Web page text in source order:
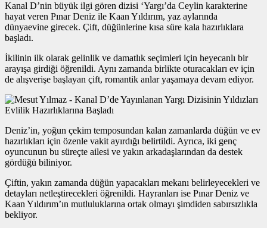
Kanal D’nin büyük ilgi gören dizisi ‘Yargı’da Ceylin karakterine
hayat veren Pınar Deniz ile Kaan Yıldırım, yaz aylarında
dünyaevine girecek. Çift, düğünlerine kısa süre kala hazırlıklara
başladı.
İkilinin ilk olarak gelinlik ve damatlık seçimleri için heyecanlı bir
arayışa girdiği öğrenildi. Aynı zamanda birlikte oturacakları ev için
de alışverişe başlayan çift, romantik anlar yaşamaya devam ediyor.
Deniz’in, yoğun çekim temposundan kalan zamanlarda düğün ve ev
hazırlıkları için özenle vakit ayırdığı belirtildi. Ayrıca, iki genç
oyuncunun bu süreçte ailesi ve yakın arkadaşlarından da destek
gördüğü biliniyor.
Çiftin, yakın zamanda düğün yapacakları mekanı belirleyecekleri ve
detayları netleştirecekleri öğrenildi. Hayranları ise Pınar Deniz ve
Kaan Yıldırım’ın mutluluklarına ortak olmayı şimdiden sabırsızlıkla
bekliyor.